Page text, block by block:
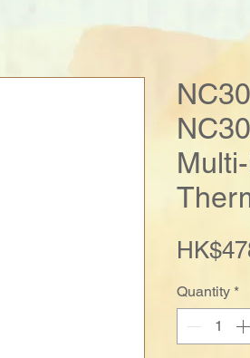
Quantity *